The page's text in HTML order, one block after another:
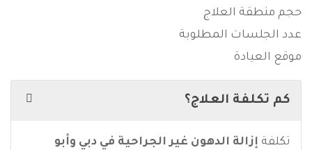
حجم منطقة العلاج
عدد الجلسات المطلوبة
موقع العيادة
كم تكلفة العلاج؟
تكلفة إزالة الدهون غير الجراحية في دبي وأبو